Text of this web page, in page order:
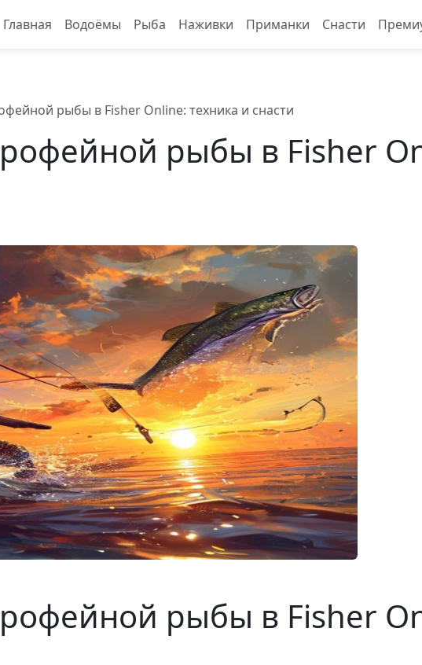
Главная Водоёмы Рыба Наживки Приманки Снасти
рыбы в Fisher Online: техника и снасти
рыбы в Fisher
рыбы в Fisher